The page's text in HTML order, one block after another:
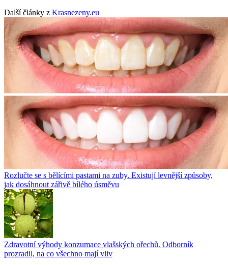
Další články z Krasnezeny.eu
Rozlučte se s bělícími pastami na zuby. Existují levnější způsoby,
jak dosáhnout zářivě bílého úsměvu
Zdravotní výhody konzumace vlašských ořechů. Odborník
prozradil, na co všechno mají vliv